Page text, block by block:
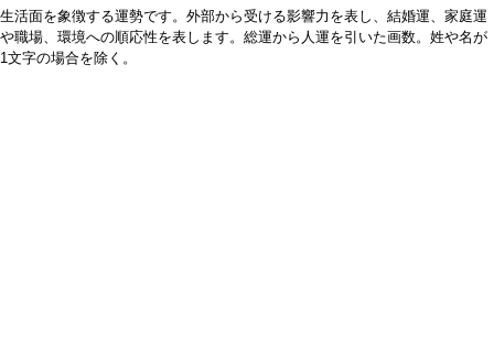
生活面を象徴する運勢です。外部から受ける影響力を表し、結婚運、家庭運
や職場、環境への順応性を表します。総運から人運を引いた画数。姓や名が
1文字の場合を除く。